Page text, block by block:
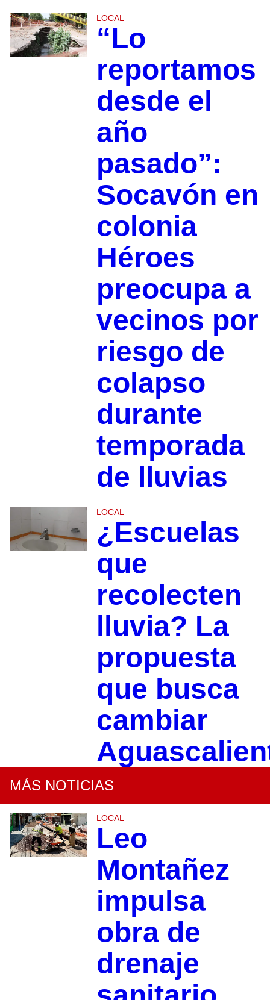
LOCAL
“Lo
reportamos
desde el
año
pasado”:
Socavón en
colonia
Héroes
preocupa a
vecinos por
riesgo de
colapso
durante
temporada
de lluvias
LOCAL
¿Escuelas
que
recolecten
lluvia? La
propuesta
que busca
cambiar
MÁS NOTICIAS
LOCAL
Leo
Montañez
impulsa
obra de
drenaje